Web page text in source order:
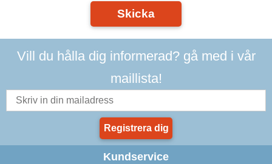
Skicka
Vill du hålla dig informerad? gå med i vår
maillista!
Registrera dig
Kundservice